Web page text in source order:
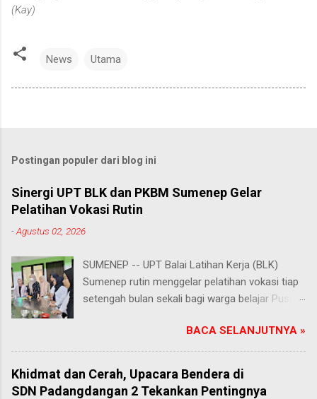
(Kay)
News Utama
Postingan populer dari blog ini
Sinergi UPT BLK dan PKBM Sumenep Gelar
Pelatihan Vokasi Rutin
-Agustus 02, 2026
SUMENEP -- UPT Balai Latihan Kerja (BLK)
Sumenep rutin menggelar pelatihan vokasi tiap
setengah bulan sekali bagi warga belajar Pusat
Kabupaten Sumenep. Ahad (2/8/2026).
Program ini menawarkan berbagai pilihan
keterampilan, mulai dari pembuatan roti dan kue
hingga kejuruan lainnya yang bebas dipilih
BACA SELANJUTNYA »
Khidmat dan Cerah, Upacara Bendera di
SDN Padangdangan 2 Tekankan Pentingnya